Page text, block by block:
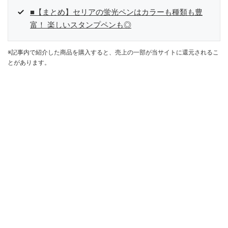
■【まとめ】セリアの蛍光ペンはカラーも種類も豊
富！ 楽しいスタンプペンも◎
※記事内で紹介した商品を購入すると、売上の一部が当サイトに還元されるこ
とがあります。